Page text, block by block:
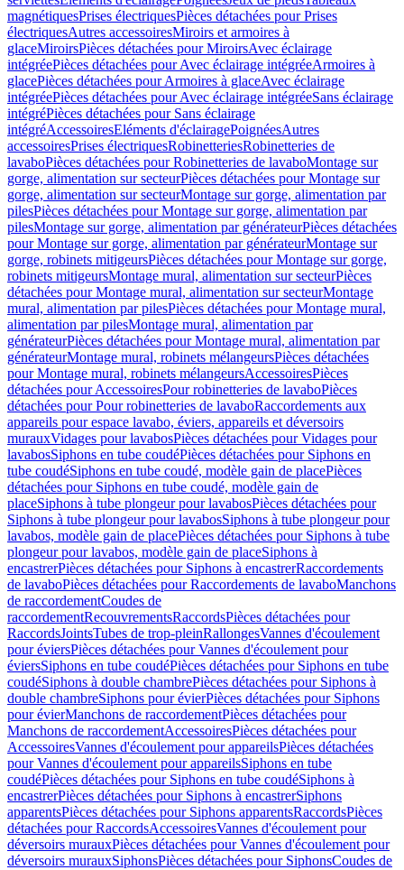
magnétiquesPrises électriquesPièces détachées pour Prises
électriquesAutres accessoiresMiroirs et armoires à
glaceMiroirsPièces détachées pour MiroirsAvec éclairage
intégréePièces détachées pour Avec éclairage intégréeArmoires à
glacePièces détachées pour Armoires à glaceAvec éclairage
intégréePièces détachées pour Avec éclairage intégréeSans éclairage
intégréPièces détachées pour Sans éclairage
intégréAccessoiresEléments d'éclairagePoignéesAutres
accessoiresPrises électriquesRobinetteriesRobinetteries de
lavaboPièces détachées pour Robinetteries de lavaboMontage sur
gorge, alimentation sur secteurPièces détachées pour Montage sur
gorge, alimentation sur secteurMontage sur gorge, alimentation par
pilesPièces détachées pour Montage sur gorge, alimentation par
pilesMontage sur gorge, alimentation par générateurPièces détachées
pour Montage sur gorge, alimentation par générateurMontage sur
gorge, robinets mitigeursPièces détachées pour Montage sur gorge,
robinets mitigeursMontage mural, alimentation sur secteurPièces
détachées pour Montage mural, alimentation sur secteurMontage
mural, alimentation par pilesPièces détachées pour Montage mural,
alimentation par pilesMontage mural, alimentation par
générateurPièces détachées pour Montage mural, alimentation par
générateurMontage mural, robinets mélangeursPièces détachées
pour Montage mural, robinets mélangeursAccessoiresPièces
détachées pour AccessoiresPour robinetteries de lavaboPièces
détachées pour Pour robinetteries de lavaboRaccordements aux
appareils pour espace lavabo, éviers, appareils et déversoirs
murauxVidages pour lavabosPièces détachées pour Vidages pour
lavabosSiphons en tube coudéPièces détachées pour Siphons en
tube coudéSiphons en tube coudé, modèle gain de placePièces
détachées pour Siphons en tube coudé, modèle gain de
placeSiphons à tube plongeur pour lavabosPièces détachées pour
Siphons à tube plongeur pour lavabosSiphons à tube plongeur pour
lavabos, modèle gain de placePièces détachées pour Siphons à tube
plongeur pour lavabos, modèle gain de placeSiphons à
encastrerPièces détachées pour Siphons à encastrerRaccordements
de lavaboPièces détachées pour Raccordements de lavaboManchons
de raccordementCoudes de
raccordementRecouvrementsRaccordsPièces détachées pour
RaccordsJointsTubes de trop-pleinRallongesVannes d'écoulement
pour éviersPièces détachées pour Vannes d'écoulement pour
éviersSiphons en tube coudéPièces détachées pour Siphons en tube
coudéSiphons à double chambrePièces détachées pour Siphons à
double chambreSiphons pour évierPièces détachées pour Siphons
pour évierManchons de raccordementPièces détachées pour
Manchons de raccordementAccessoiresPièces détachées pour
AccessoiresVannes d'écoulement pour appareilsPièces détachées
pour Vannes d'écoulement pour appareilsSiphons en tube
coudéPièces détachées pour Siphons en tube coudéSiphons à
encastrerPièces détachées pour Siphons à encastrerSiphons
apparentsPièces détachées pour Siphons apparentsRaccordsPièces
détachées pour RaccordsAccessoiresVannes d'écoulement pour
déversoirs murauxPièces détachées pour Vannes d'écoulement pour
déversoirs murauxSiphonsPièces détachées pour SiphonsCoudes de